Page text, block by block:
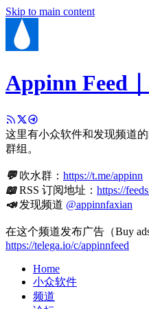
Skip to main content
Appinn Feed
这里有小众软件和发现频道
群组。
💬吹水群： https://t.me/appinn
📖RSS 订阅地址： https://
📣发现频道 @appinnfaxian
在这个频道发布广告（Buy
https://telega.io/c/appinnfeed
Home
小众软件
频道